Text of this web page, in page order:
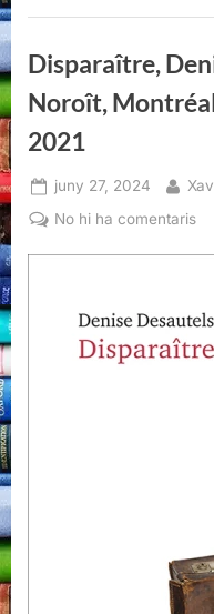
du
2024,”
Disparaître,
Noroît,
2021
Posted
on
juny 27, 2024 By
No hi ha comentarisa